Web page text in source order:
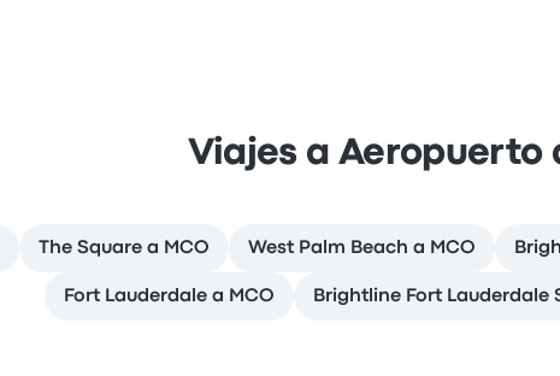
Viajes a Aeropuerto
The Square a MCO West Palm Beach a MCO
Fort Lauderdale a MCO Brightline Fort Lauderdale